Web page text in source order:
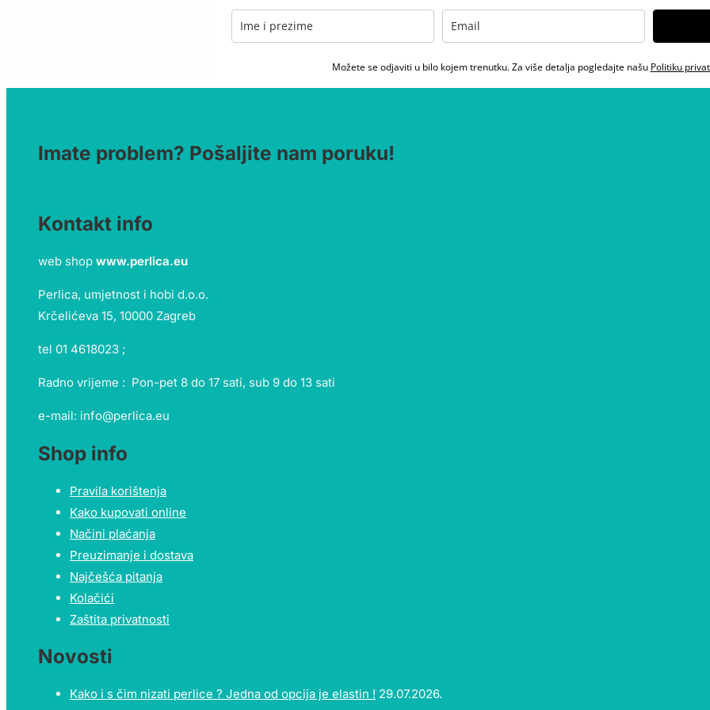
Možete se odjaviti u bilo kojem trenutku. Za više detalja pogledajte našu Politiku
Imate problem? Pošaljite nam poruku!
Kontakt info
web shop www.perlica.eu
Perlica, umjetnost i hobi d.o.o.
Krčelićeva 15, 10000 Zagreb
tel 01 4618023 ;
Radno vrijeme : Pon-pet 8 do 17 sati, sub 9 do 13 sati
e-mail: info@perlica.eu
Shop info
Pravila korištenja
Kako kupovati online
Načini plaćanja
Preuzimanje i dostava
Najčešća pitanja
Kolačići
Zaštita privatnosti
Novosti
Kako i s čim nizati perlice ? Jedna od opcija je elastin ! 29.07.2026.